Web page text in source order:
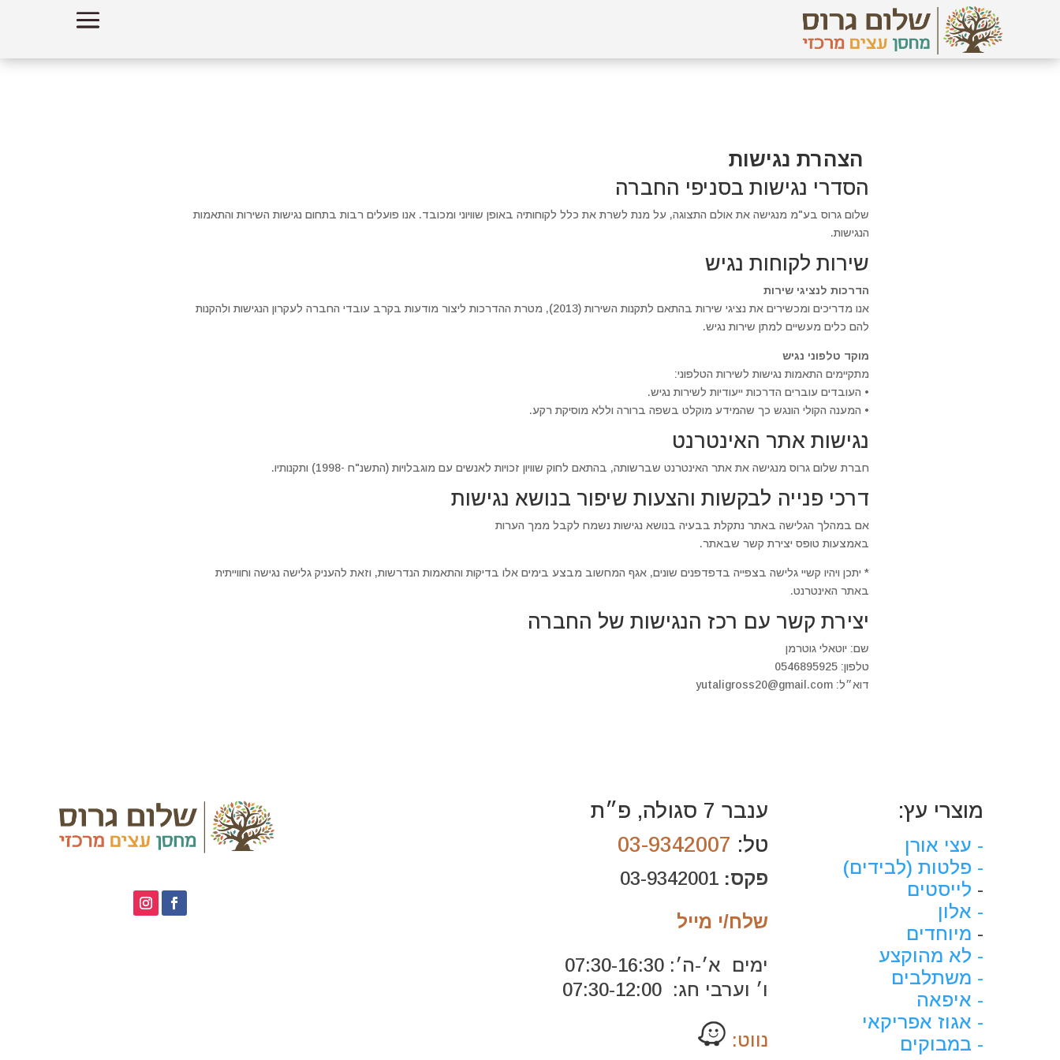
הצהרת נגישות
הסדרי נגישות בסניפי החברה
שלום גרוס בע"מ מנגישה את אולם התצוגה, על מנת לשרת את כלל לקוחותיה באופן שוויוני ומכובד. אנו פועלים רבות בתחום נגישות השירות והתאמות
הנגישות.
שירות לקוחות נגיש
הדרכות לנציגי שירות
אנו מדריכים ומכשירים את נציגי שירות בהתאם לתקנות השירות (2013), מטרת ההדרכות ליצור מודעות בקרב עובדי החברה לעקרון הנגישות ולהקנות
להם כלים מעשיים למתן שירות נגיש.
מוקד טלפוני נגיש
מתקיימים התאמות נגישות לשירות הטלפוני:
• העובדים עוברים הדרכות ייעודיות לשירות נגיש.
• המענה הקולי הונגש כך שהמידע מוקלט בשפה ברורה וללא מוסיקת רקע.
נגישות אתר האינטרנט
חברת שלום גרוס מנגישה את אתר האינטרנט שברשותה, בהתאם לחוק שוויון זכויות לאנשים עם מוגבלויות (התשנ"ח -1998) ותקנותיו.
דרכי פנייה לבקשות והצעות שיפור בנושא נגישות
אם במהלך הגלישה באתר נתקלת בבעיה בנושא נגישות נשמח לקבל ממך הערות
באמצעות טופס יצירת קשר שבאתר.
* יתכן ויהיו קשיי גלישה בצפייה בדפדפנים שונים, אגף המחשוב מבצע בימים אלו בדיקות והתאמות הנדרשות, וזאת להעניק גלישה נגישה וחווייתית
באתר האינטרנט.
יצירת קשר עם רכז הנגישות של החברה
שם: יוטאלי גוטרמן
טלפון: 0546895925
דוא״ל: yutaligross20@gmail.com
ענבר 7 סגולה, פ״ת
טל: 03-9342007
פקס:
שלח/י מייל
ימים א׳-ה׳: 07:30-16:30
ו׳ וערבי חג: 07:30-12:00
נווט:
מוצרי עץ:
- עצי אורן
- פלטות (לבידים)
- לייסטים
- אלון
- מיוחדים
- לא מהוקצע
- משתלבים
- איפאה
- אגוז אפריקאי
- במבוקים